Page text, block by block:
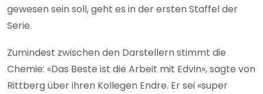
gewesen sein soll, geht es in der ersten Staffel der
Serie.
Zumindest zwischen den Darstellern stimmt die
Chemie: «Das Beste ist die Arbeit mit Edvin», sagte von
Rittberg über ihren Kollegen Endre. Er sei «super